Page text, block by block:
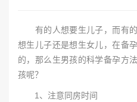
有的人想要生儿子，而有的
想生儿子还是想生女儿，在备
的，那么生男孩的科学备孕方
孩呢？
1、注意同房时间